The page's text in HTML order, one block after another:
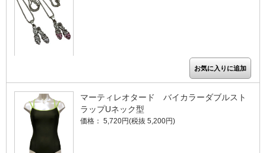
マーティレオタード バイカラーダブルスト
ラップUネック型
価格： 5,720円(税抜 5,200円)